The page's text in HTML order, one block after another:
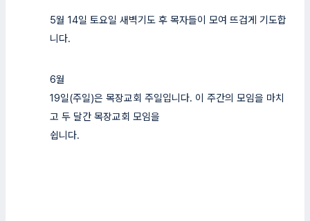
5월 14일 토요일 새벽기도 후 목자들이 모여 뜨겁게 기도합
니다.
6월
19일(주일)은 목장교회 주일입니다. 이 주간의 모임을 마치
고 두 달간 목장교회 모임을
쉽니다.